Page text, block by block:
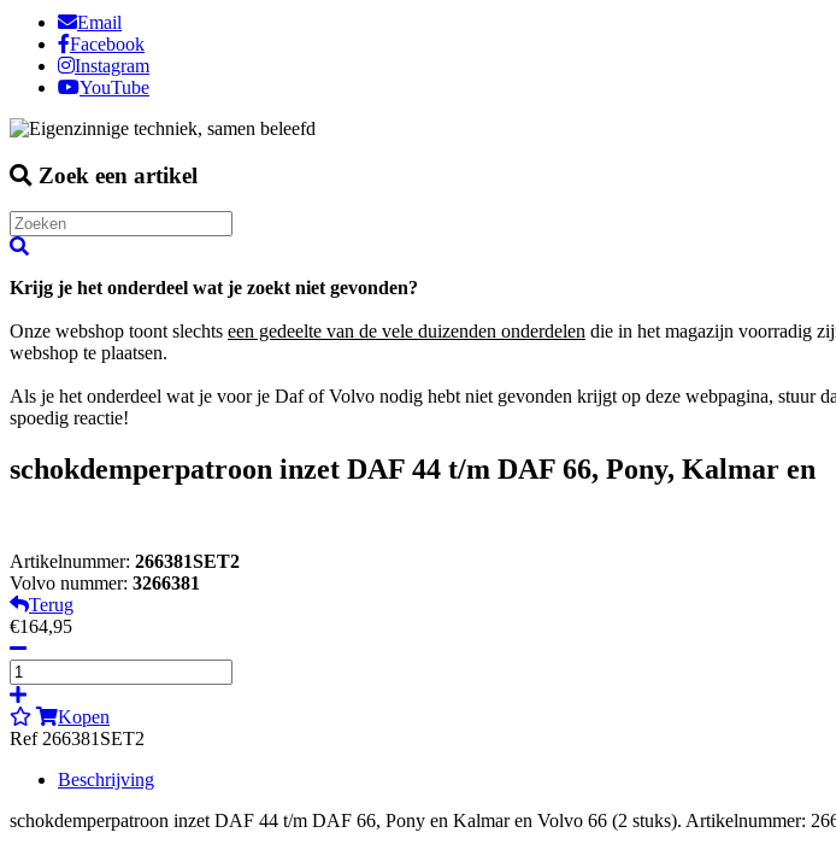
Email
Facebook
Instagram
YouTube
Zoek een artikel
Krijg je het onderdeel wat je zoekt niet gevonden?
Onze webshop toont slechts een gedeelte van de vele duizenden onderdelen die in het magazijn voorradig
webshop te plaatsen.
Als je het onderdeel wat je voor je Daf of Volvo nodig hebt niet gevonden krijgt op deze webpagina, stuur
spoedig reactie!
schokdemperpatroon inzet DAF 44 t/m DAF 66, Pony, Kalmar en
Artikelnummer: 266381SET2
Volvo nummer: 3266381
Terug
€164,95
Kopen
Ref 266381SET2
Beschrijving
schokdemperpatroon inzet DAF 44 t/m DAF 66, Pony en Kalmar en Volvo 66 (2 stuks). Artikelnummer: